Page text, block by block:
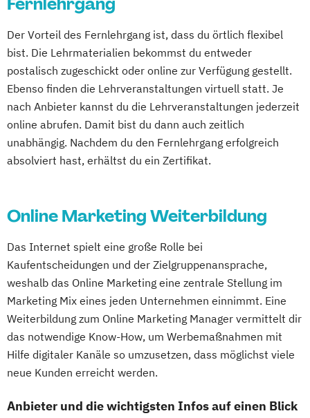
Der Vorteil des Fernlehrgang ist, dass du örtlich flexibel
bist. Die Lehrmaterialien bekommst du entweder
postalisch zugeschickt oder online zur Verfügung gestellt.
Ebenso finden die Lehrveranstaltungen virtuell statt. Je
nach Anbieter kannst du die Lehrveranstaltungen jederzeit
online abrufen. Damit bist du dann auch zeitlich
unabhängig. Nachdem du den Fernlehrgang erfolgreich
absolviert hast, erhältst du ein Zertifikat.
Online Marketing Weiterbildung
Das Internet spielt eine große Rolle bei
Kaufentscheidungen und der Zielgruppenansprache,
weshalb das Online Marketing eine zentrale Stellung im
Marketing Mix eines jeden Unternehmen einnimmt. Eine
Weiterbildung zum Online Marketing Manager vermittelt dir
das notwendige Know-How, um Werbemaßnahmen mit
Hilfe digitaler Kanäle so umzusetzen, dass möglichst viele
neue Kunden erreicht werden.
Anbieter und die wichtigsten Infos auf einen Blick